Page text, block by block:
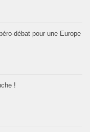
débat pour une Europe
!